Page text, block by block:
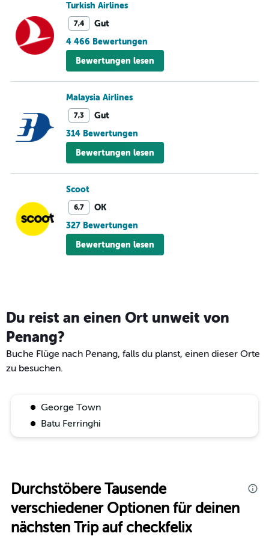
Turkish Airlines
7,4
Gut
4 466 Bewertungen
Bewertungen lesen
Malaysia Airlines
7,3
Gut
314 Bewertungen
Bewertungen lesen
Scoot
6,7
OK
327 Bewertungen
Bewertungen lesen
Du reist an einen Ort unweit von
Penang?
Buche Flüge nach Penang, falls du planst, einen dieser Orte
zu besuchen.
George Town
Batu Ferringhi
Durchstöbere Tausende
verschiedener Optionen für deinen
nächsten Trip auf checkfelix